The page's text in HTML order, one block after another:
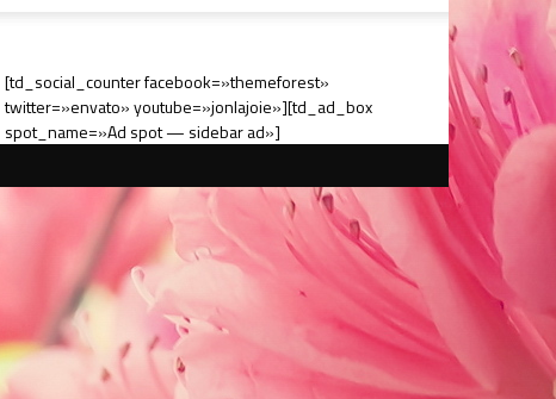
[td_social_counter facebook=»themeforest»
twitter=»envato» youtube=»jonlajoie»][td_ad_box
spot_name=»Ad spot — sidebar ad»]